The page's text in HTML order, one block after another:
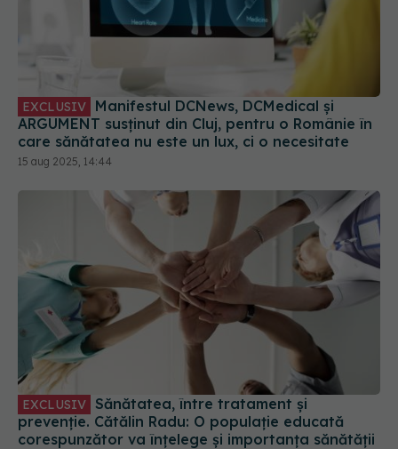
EXCLUSIV
ARGUMENT susținut din Cluj, pentru o Românie în
care sănătatea nu este un lux, ci o necesitate
15 aug 2025, 14:44
EXCLUSIV
prevenție. Cătălin Radu: O populație educată
corespunzător va înțelege și importanța sănătății